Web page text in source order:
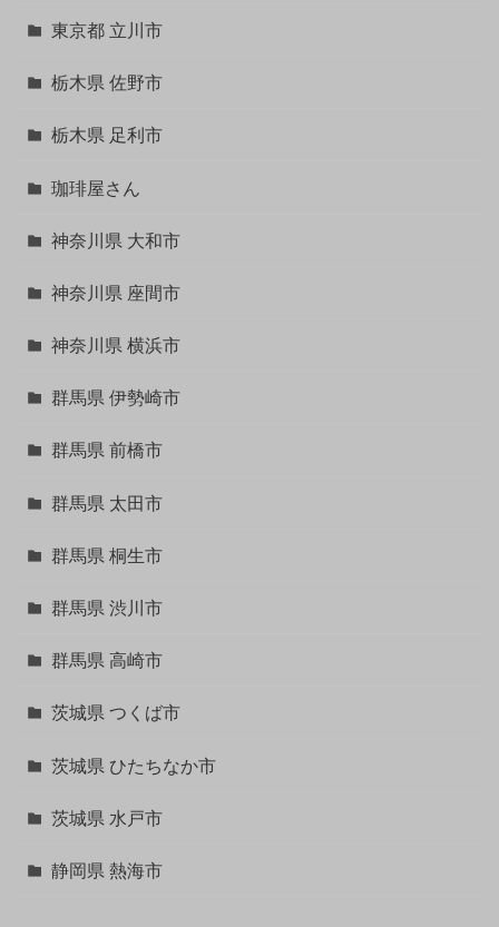
東京都 立川市
栃木県 佐野市
栃木県 足利市
珈琲屋さん
神奈川県 大和市
神奈川県 座間市
神奈川県 横浜市
群馬県 伊勢崎市
群馬県 前橋市
群馬県 太田市
群馬県 桐生市
群馬県 渋川市
群馬県 高崎市
茨城県 つくば市
茨城県 ひたちなか市
茨城県 水戸市
静岡県 熱海市